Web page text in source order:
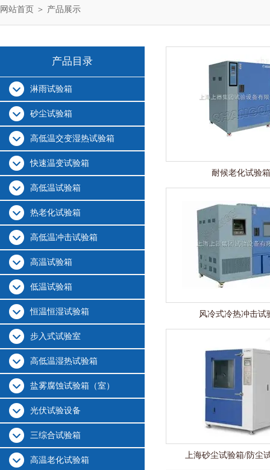
网站首页 ＞ 产品展示
产品目录
淋雨试验箱
砂尘试验箱
高低温交变湿热试验箱
快速温变试验箱
高低温试验箱
热老化试验箱
高低温冲击试验箱
高温试验箱
低温试验箱
恒温恒湿试验箱
步入式试验室
高低温湿热试验箱
盐雾腐蚀试验箱（室）
光伏试验设备
三综合试验箱
高温老化试验箱
耐候老化试验箱
风冷式冷热冲击试
上海砂尘试验箱/防尘